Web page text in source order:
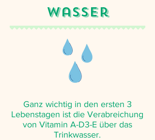
Wasser
Ganz wichtig in den ersten 3
Lebenstagen ist die Verabreichung
von Vitamin A-D3-E über das
Trinkwasser.